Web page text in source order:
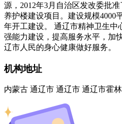
源，2012年3月自治区发改委批
养护楼建设项目。建设规模4000
年开工建设。 通辽市精神卫生中
强能力建设，提高服务水平，加
辽市人民的身心健康做好服务。
机构地址
内蒙古 通辽市 通辽市 通辽市霍